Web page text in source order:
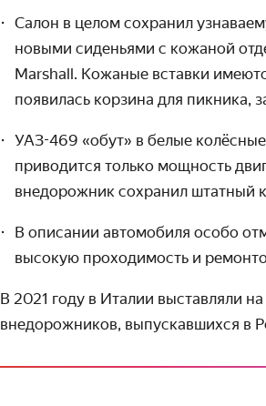
Салон в целом сохранил
новыми сиденьями с кожаной
Marshall. Кожаные вставки
появилась корзина для пикника,
УАЗ-469 «обут» в белые
приводится только мощность
внедорожник сохранил штатный
В описании автомобиля особо
высокую проходимость и
В 2021 году в Италии выставляли
внедорожников, выпускавшихся в